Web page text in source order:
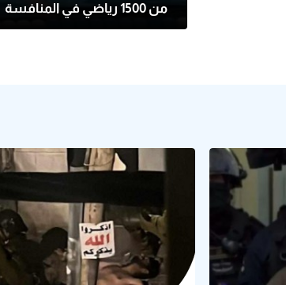
من 1500 رياضي في المنافسة